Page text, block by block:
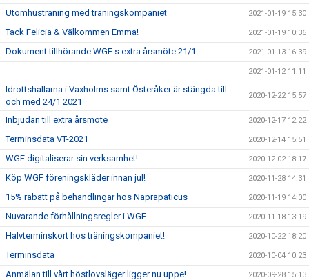
Utomhusträning med träningskompaniet 2021-01-19 15:30
Tack Felicia & Välkommen Emma! 2021-01-19 10:36
Dokument tillhörande WGF:s extra årsmöte 21/1 2021-01-13 16:39
2021-01-12 11:11
Idrottshallarna i Vaxholms samt Österåker är stängda till
och med 24/1 2021
2020-12-22 15:57
Inbjudan till extra årsmöte 2020-12-17 12:22
Terminsdata VT-2021 2020-12-14 15:51
WGF digitaliserar sin verksamhet! 2020-12-02 18:17
Köp WGF föreningskläder innan jul! 2020-11-28 14:31
15% rabatt på behandlingar hos Naprapaticus 2020-11-19 14:00
Nuvarande förhållningsregler i WGF 2020-11-18 13:19
Halvterminskort hos träningskompaniet! 2020-10-22 18:20
Terminsdata 2020-10-04 10:23
Anmälan till vårt höstlovsläger ligger nu uppe! 2020-09-28 15:13